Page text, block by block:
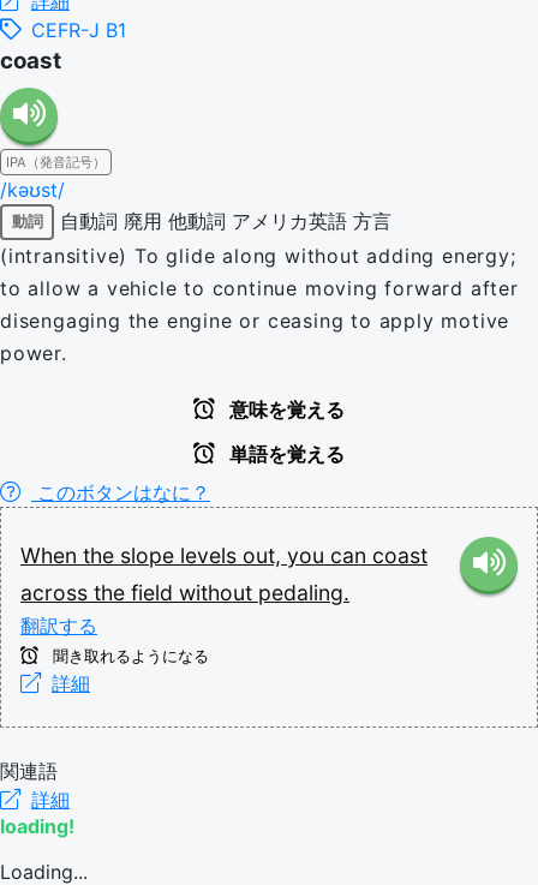
CEFR-J B1
coast
IPA（発音記号）
/kəʊst/
動詞 自動詞 廃用 他動詞 アメリカ英語 方言
(intransitive) To glide along without adding energy;
to allow a vehicle to continue moving forward after
disengaging the engine or ceasing to apply motive
power.
意味を覚える
単語を覚える
このボタンはなに？
When the slope levels out, you can coast
across the field without pedaling.
翻訳する
聞き取れるようになる
詳細
関連語
詳細
loading!
Loading...